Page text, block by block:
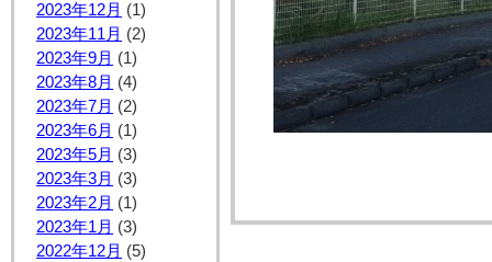
2023年12月 (1)
2023年11月 (2)
2023年9月 (1)
2023年8月 (4)
2023年7月 (2)
2023年6月 (1)
2023年5月 (3)
2023年3月 (3)
2023年2月 (1)
2023年1月 (3)
2022年12月 (5)